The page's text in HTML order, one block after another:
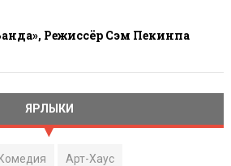
Режиссёр Сэм Пекинпа
ЯРЛЫКИ
Комедия Арт-Хаус